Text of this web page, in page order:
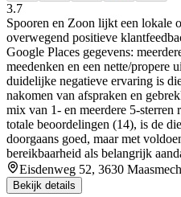
3.7
Spooren en Zoon lijkt een lokale
overwegend positieve
Google Places gegevens:
meedenken en een nette/propere
duidelijke negatieve ervaring is
nakomen van afspraken en
mix van 1- en meerdere 5-sterren
totale beoordelingen (14), is de
doorgaans goed, maar met
bereikbaarheid als belangrijk
Eisdenweg 52, 3630
Bekijk details